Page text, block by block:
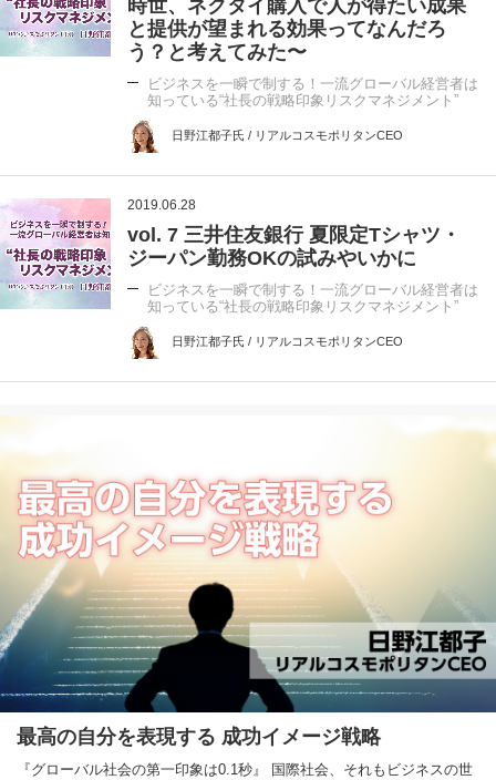
時世、ネクタイ購入で人が得たい成果
と提供が望まれる効果ってなんだろ
う？と考えてみた〜
ビジネスを一瞬で制する！一流グローバル経営者は
知っている“社長の戦略印象リスクマネジメント”
日野江都子氏 / リアルコスモポリタンCEO
2019.06.28
vol. 7 三井住友銀行 夏限定Tシャツ・
ジーパン勤務OKの試みやいかに
ビジネスを一瞬で制する！一流グローバル経営者は
知っている“社長の戦略印象リスクマネジメント”
日野江都子氏 / リアルコスモポリタンCEO
最高の自分を表現する 成功イメージ戦略
『グローバル社会の第一印象は0.1秒』 国際社会、それもビジネスの世